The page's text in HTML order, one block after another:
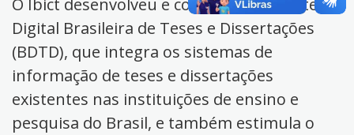
O Ibict desenvolveu e coordena a Biblioteca
Digital Brasileira de Teses e Dissertações
(BDTD), que integra os sistemas de
informação de teses e dissertações
existentes nas instituições de ensino e
pesquisa do Brasil, e também estimula o